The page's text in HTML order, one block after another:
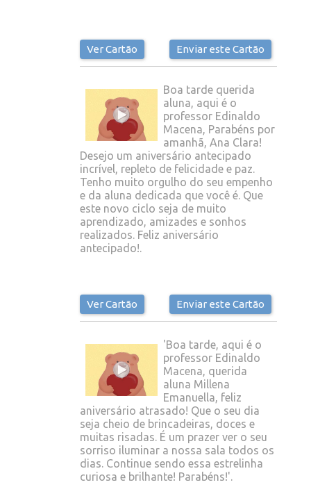
Ver Cartão Enviar este Cartão
Boa tarde querida
aluna, aqui é o
professor Edinaldo
Macena, Parabéns por
amanhã, Ana Clara!
Desejo um aniversário antecipado
incrível, repleto de felicidade e paz.
Tenho muito orgulho do seu empenho
e da aluna dedicada que você é. Que
este novo ciclo seja de muito
aprendizado, amizades e sonhos
realizados. Feliz aniversário
antecipado!.
Ver Cartão Enviar este Cartão
'Boa tarde, aqui é o
professor Edinaldo
Macena, querida
aluna Millena
Emanuella, feliz
aniversário atrasado! Que o seu dia
seja cheio de brincadeiras, doces e
muitas risadas. É um prazer ver o seu
sorriso iluminar a nossa sala todos os
dias. Continue sendo essa estrelinha
curiosa e brilhante! Parabéns!'.